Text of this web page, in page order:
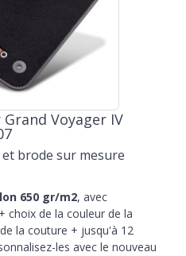
Voyager IV
brode sur mesure
650 gr/m2, avec
choix de la couleur de la
la couture + jusqu'à 12
les avec le nouveau